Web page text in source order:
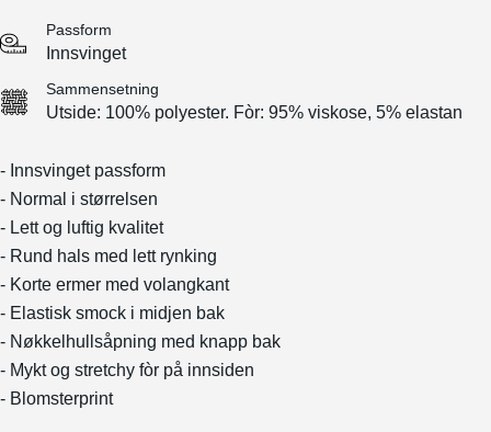
Passform
Innsvinget
Sammensetning
Utside: 100% polyester. Fòr: 95% viskose, 5% elastan
- Innsvinget passform
- Normal i størrelsen
- Lett og luftig kvalitet
- Rund hals med lett rynking
- Korte ermer med volangkant
- Elastisk smock i midjen bak
- Nøkkelhullsåpning med knapp bak
- Mykt og stretchy fòr på innsiden
- Blomsterprint